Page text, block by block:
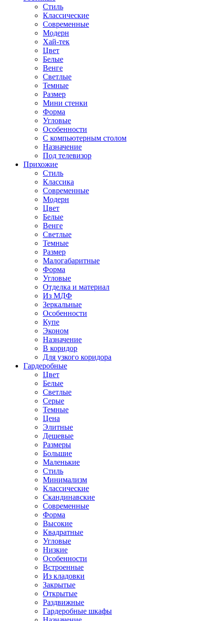
Стиль
Классические
Современные
Модерн
Хай-тек
Цвет
Белые
Венге
Светлые
Темные
Размер
Мини стенки
Форма
Угловые
Особенности
С компьютерным столом
Назначение
Под телевизор
Прихожие
Стиль
Классика
Современные
Модерн
Цвет
Белые
Венге
Светлые
Темные
Размер
Малогабаритные
Форма
Угловые
Отделка и материал
Из МДФ
Зеркальные
Особенности
Купе
Эконом
Назначение
В коридор
Для узкого коридора
Гардеробные
Цвет
Белые
Светлые
Серые
Темные
Цена
Элитные
Дешевые
Размеры
Большие
Маленькие
Стиль
Минимализм
Классические
Скандинавские
Современные
Форма
Высокие
Квадратные
Угловые
Низкие
Особенности
Встроенные
Из кладовки
Закрытые
Открытые
Раздвижные
Гардеробные шкафы